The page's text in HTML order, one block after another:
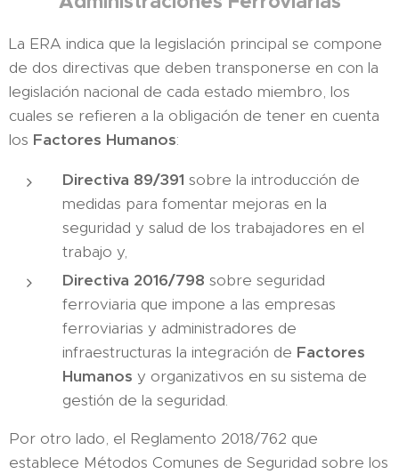
La ERA indica que la legislación principal se compone
de dos directivas que deben transponerse en con la
legislación nacional de cada estado miembro, los
cuales se refieren a la obligación de tener en cuenta
los Factores Humanos:
Directiva 89/391 sobre la introducción de
medidas para fomentar mejoras en la
seguridad y salud de los trabajadores en el
trabajo y,
Directiva 2016/798 sobre seguridad
ferroviaria que impone a las empresas
ferroviarias y administradores de
infraestructuras la integración de Factores
Humanos y organizativos en su sistema de
gestión de la seguridad.
Por otro lado, el Reglamento 2018/762 que
establece Métodos Comunes de Seguridad sobre los